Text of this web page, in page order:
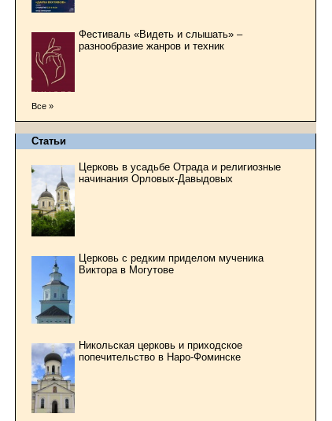
Фестиваль «Видеть и слышать» –
разнообразие жанров и техник
Все »
Статьи
Церковь в усадьбе Отрада и религиозные
начинания Орловых-Давыдовых
Церковь с редким приделом мученика
Виктора в Могутове
Никольская церковь и приходское
попечительство в Наро-Фоминске